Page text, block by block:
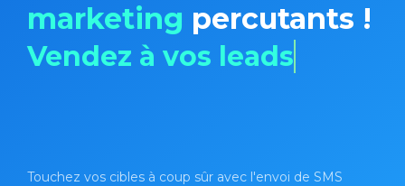
marketing percutants !
Vendez à vos leads
Touchez vos cibles à coup sûr avec l'envoi de SMS